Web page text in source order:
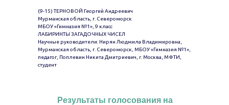
(9-15) ТЕРНОВОЙ Георгий Андреевич
Мурманская область, г. Североморск
МБОУ «Гимназия №1», 9 класс
ЛАБИРИНТЫ ЗАГАДОЧНЫХ ЧИСЕЛ
Научные руководители: Нирян Людмила Владимировна,
Мурманская область, г. Североморск, МБОУ «Гимназия №1»,
педагог, Поплевин Никита Дмитриевич, г. Москва, МФТИ,
студент
Результаты голосования на